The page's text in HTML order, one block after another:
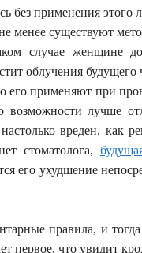
без применения этого
менее существуют
случае женщине
облучения будущего
его применяют при
возможности лучше
вреден, как
стоматолога,
его ухудшение
правила, и
первое, что увидит